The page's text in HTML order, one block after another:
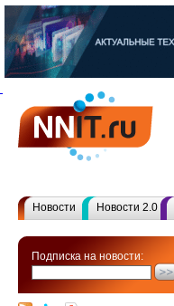
Новости Новости 2.0
Подписка на новости: